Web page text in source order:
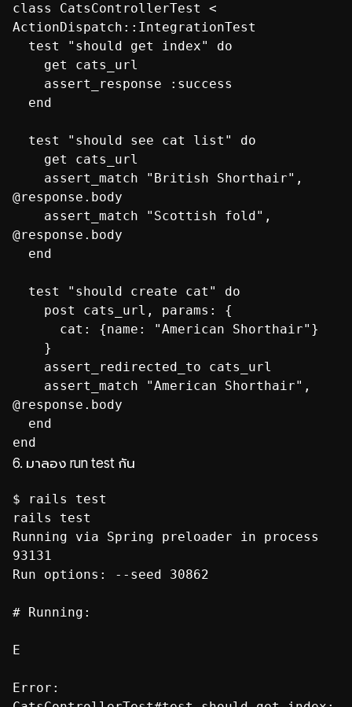
class CatsControllerTest <
ActionDispatch::IntegrationTest
test "should get index" do
get cats_url
assert_response :success
end
test "should see cat list" do
get cats_url
assert_match "British Shorthair",
@response.body
assert_match "Scottish fold",
@response.body
end
test "should create cat" do
post cats_url, params: {
cat: {name: "American Shorthair"}
}
assert_redirected_to cats_url
assert_match "American Shorthair",
@response.body
end
6. มาลอง run test กัน
$ rails test
rails test
Running via Spring preloader in process
93131
Run options: --seed 30862
# Running:
E
Error: